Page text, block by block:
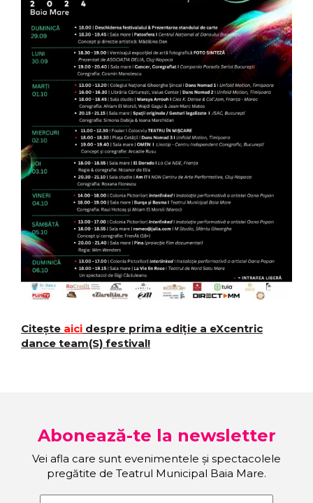
Citește aici despre prima ediție a eXcentric
dance team(S) festival!
Abonează-te la newsletter
Vei afla care sunt evenimentele și spectacolele
pregătite de Teatrul Municipal Baia Mare.